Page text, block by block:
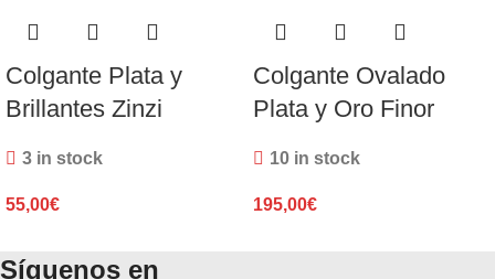
Colgante Plata y
Brillantes Zinzi
3 in stock
55,00€
Colgante Ovalado
Plata y Oro Finor
10 in stock
195,00€
Síguenos en